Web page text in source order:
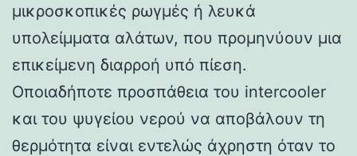
μικροσκοπικές ρωγμές ή λευκά
υπολείμματα αλάτων, που προμηνύουν μια
επικείμενη διαρροή υπό πίεση.
Οποιαδήποτε προσπάθεια του intercooler
και του ψυγείου νερού να αποβάλουν τη
θερμότητα είναι εντελώς άχρηστη όταν το